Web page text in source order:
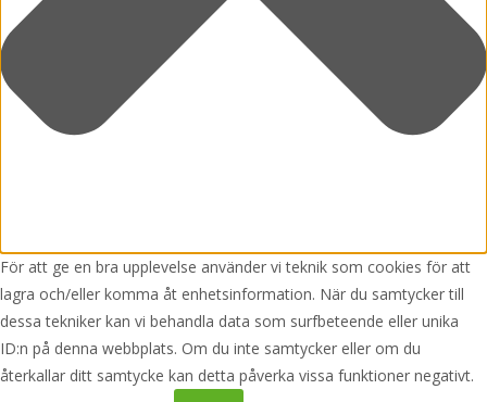
För att ge en bra upplevelse använder vi teknik som cookies för att
lagra och/eller komma åt enhetsinformation. När du samtycker till
dessa tekniker kan vi behandla data som surfbeteende eller unika
ID:n på denna webbplats. Om du inte samtycker eller om du
återkallar ditt samtycke kan detta påverka vissa funktioner negativt.